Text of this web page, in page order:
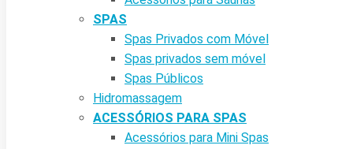
SPAS
Spas Privados com Móvel
Spas privados sem móvel
Spas Públicos
Hidromassagem
ACESSÓRIOS PARA SPAS
Acessórios para Mini Spas